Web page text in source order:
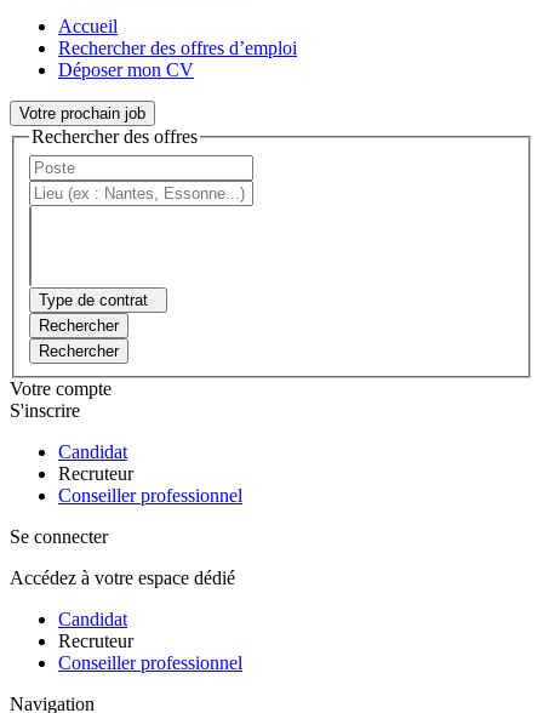
Accueil
Rechercher des offres d’emploi
Déposer mon CV
Votre prochain job
Rechercher des offres
Type de contrat
Rechercher
Rechercher
Votre compte
S'inscrire
Candidat
Recruteur
Conseiller professionnel
Se connecter
Accédez à votre espace dédié
Candidat
Recruteur
Conseiller professionnel
Navigation